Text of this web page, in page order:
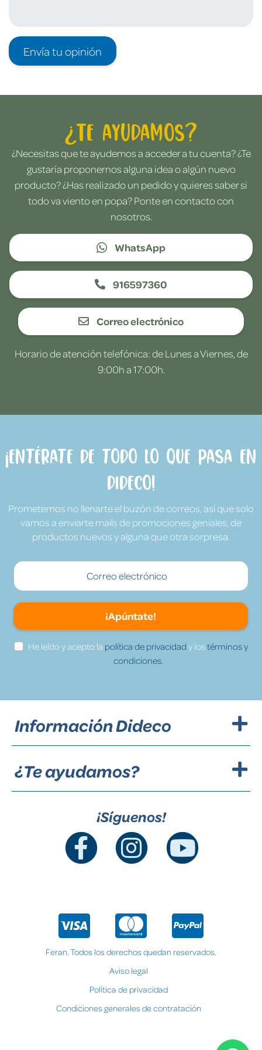
Envía tu opinión
¿Te ayudamos?
¿Necesitas que te ayudemos a acceder a tu cuenta? ¿Te
gustaría proponernos alguna idea o algún nuevo
producto? ¿Has realizado un pedido y quieres saber si
todo va viento en popa? Ponte en contacto con
nosotros.
WhatsApp
916597360
Correo electrónico
Horario de atención telefónica: de Lunes a Viernes, de
9:00h a 17:00h.
¡Entérate de todo lo que pasa en
Dideco!
Prometemos no llenarte el buzón de correos, así que solo
vamos a enviarte mails de promociones geniales, de
productos nuevos y alguna que otra sorpresa.
¡Apúntate!
He leído y acepto la política de privacidad y lostérminos y
condiciones.
Información Dideco
¿Te ayudamos?
¡Síguenos!
Feran. Todos los derechos quedan reservados.
Aviso legal
Política de privacidad
Condiciones generales de contratación